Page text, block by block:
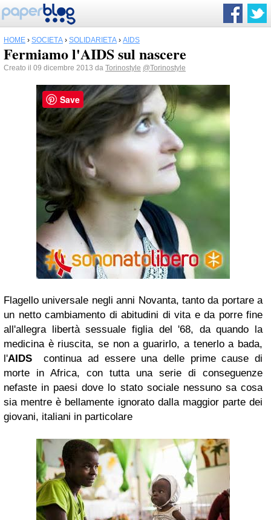
HOME › SOCIETÀ › SOLIDARIETÀ › AIDS
Fermiamo l'AIDS sul nascere
Creato il 09 dicembre 2013 da Torinostyle @Torinostyle
Flagello universale negli anni Novanta, tanto da portare a
un netto cambiamento di abitudini di vita e da porre fine
all'allegra libertà sessuale figlia del '68, da quando la
medicina è riuscita, se non a guarirlo, a tenerlo a bada,
l'AIDS continua ad essere una delle prime cause di
morte in Africa, con tutta una serie di conseguenze
nefaste in paesi dove lo stato sociale nessuno sa cosa
sia mentreè bellamente ignorato dalla maggior parte dei
giovani, italiani in particolare
Save